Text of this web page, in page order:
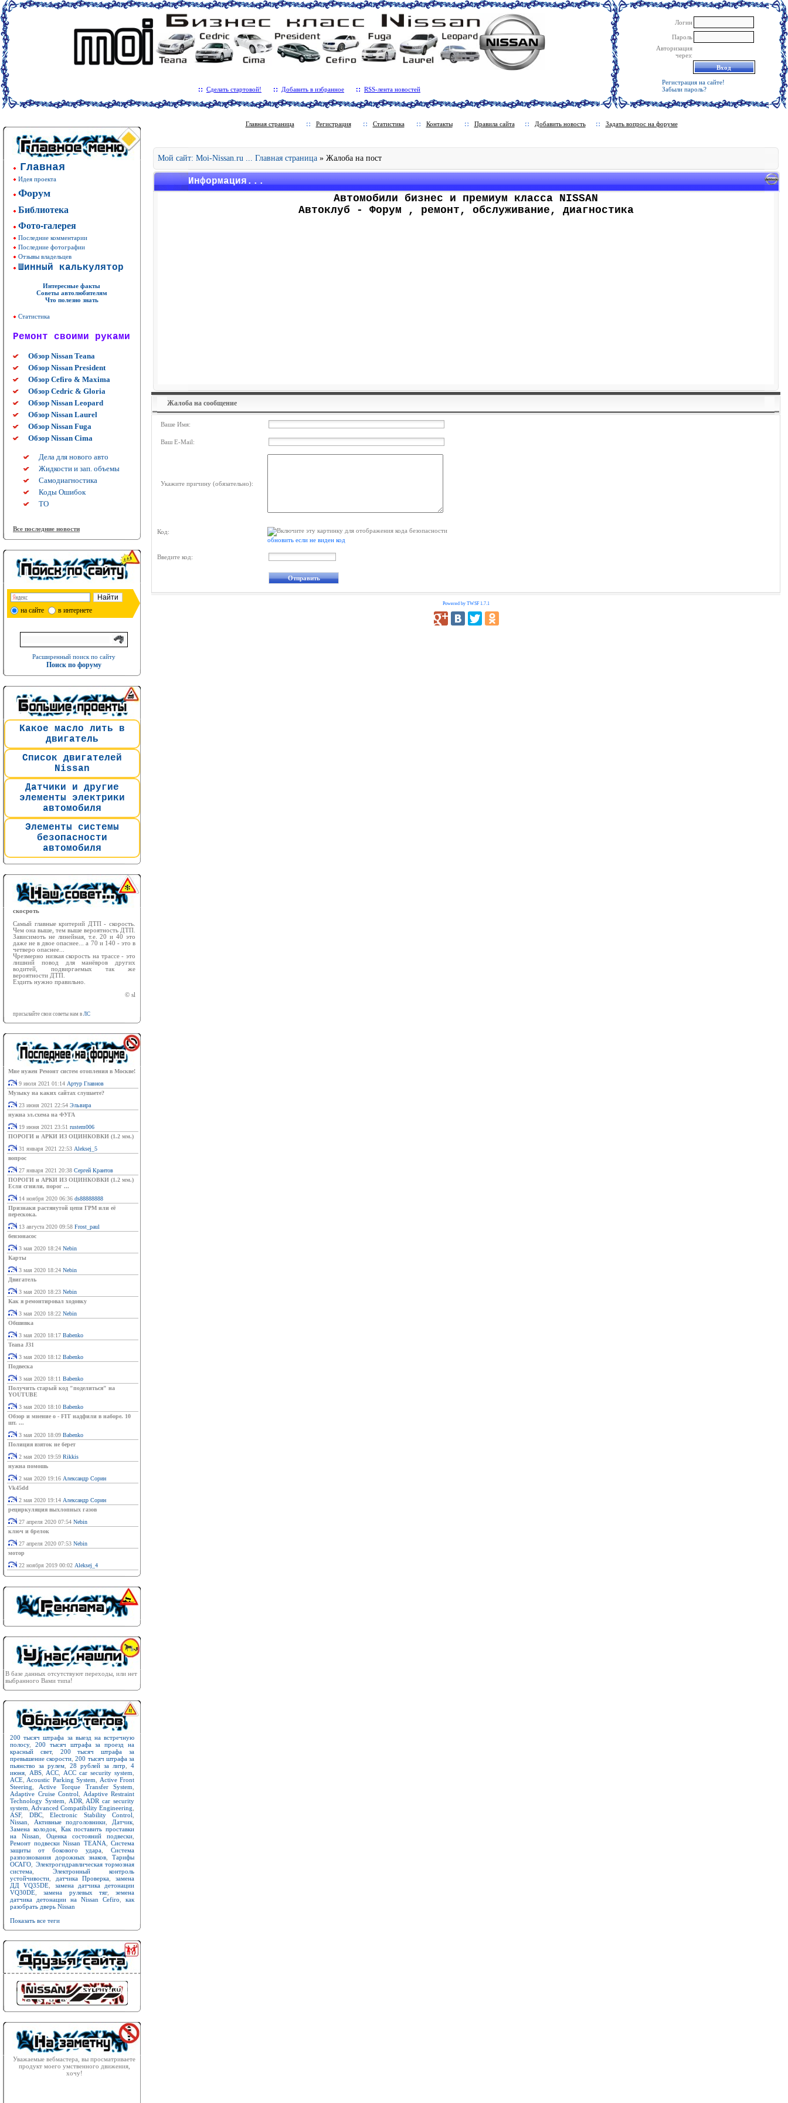
Сделать стартовой! Добавить в избранное RSS-лента новостей
Логин
Пароль
Авторизация
через:
Регистрация на сайте!
Забыли пароль?
Главная
Идея проекта
Форум
Библиотека
Фото-галерея
Последние комментарии
Последние фотографии
Отзывы владельцев
Шинный калькулятор
Интересные факты
Советы автолюбителям
Что полезно знать
Статистика
Ремонт своими руками
Обзор Nissan Teana
Обзор Nissan President
Обзор Cefiro & Maxima
Обзор Cedric & Gloria
Обзор Nissan Leopard
Обзор Nissan Laurel
Обзор Nissan Fuga
Обзор Nissan Cima
Дела для нового авто
Жидкости и зап. объемы
Самодиагностика
Коды Ошибок
ТО
Все последние новости
на сайте в интернете
Расширенный поиск по сайту
Поиск по форуму
Какое масло лить в
двигатель
Список двигателей
Nissan
Датчики и другие
элементы электрики
автомобиля
Элементы системы
безопасности
автомобиля
скосроть
Самый главные критерий ДТП - скорость.
Чем она выше, тем выше вероятность ДТП.
Зависимоть не линейная, т.е. 20 и 40 это
даже не в двое опаснее... а 70 и 140 - это в
четверо опаснее...
Чрезмерно низкая скорость на трассе - это
лишний повод для манёвров других
водитей, подвиргаемых так же
вероятности ДТП.
Ездить нужно правильно.
© sl
присылайте свои советы нам в ЛС
Мне нужен Ремонт систем отопления в Москве!
9 июля 2021 01:14 Артур Главнов
Музыку на каких сайтах слушаете?
23 июня 2021 22:54 Эльвира
нужна эл.схема на ФУГА
19 июня 2021 23:51 rustem006
ПОРОГИ и АРКИ ИЗ ОЦИНКОВКИ (1.2 мм.)
31 января 2021 22:53 Aleksej_5
вопрос
27 января 2021 20:38 Сергей Крантов
ПОРОГИ и АРКИ ИЗ ОЦИНКОВКИ (1.2 мм.)
Если сгнили, порог ...
14 ноября 2020 06:36 ds88888888
Признаки растянутой цепи ГРМ или её
перескока.
13 августа 2020 09:58 Frost_paul
бензонасос
3 мая 2020 18:24 Nebin
Карты
3 мая 2020 18:24 Nebin
Двигатель
3 мая 2020 18:23 Nebin
Как я ремонтировал ходовку
3 мая 2020 18:22 Nebin
Обшивка
3 мая 2020 18:17 Babenko
Teana J31
3 мая 2020 18:12 Babenko
Подвеска
3 мая 2020 18:11 Babenko
Получить старый код "поделиться" на
YOUTUBE
3 мая 2020 18:10 Babenko
Обзор и мнение о - FIT надфили в наборе. 10
шт. ...
3 мая 2020 18:09 Babenko
Полиция взяток не берет
2 мая 2020 19:59 Rikkis
нужна помошь
2 мая 2020 19:16 Александр Сорин
Vk45dd
2 мая 2020 19:14 Александр Сорин
рециркуляция выхлопных газов
27 апреля 2020 07:54 Nebin
ключ и брелок
27 апреля 2020 07:53 Nebin
мотор
22 ноября 2019 00:02 Aleksej_4
В базе данных отсутствуют переходы, или нет
выбранного Вами типа!
200 тысяч штрафа за выезд на встречную
полосу, 200 тысяч штрафа за проезд на
красный свет, 200 тысяч штрафа за
превышение скорости ,200 тысяч штрафа за
пьянство за рулем
28 рублей за литр
4
июня
ABS ACC ACC car security system
ACE Acoustic Parking System
Active Front
Steering
Active Torque Transfer System
Adaptive Cruise Control
Adaptive Restraint
Technology System
ADR
ADR car security
system Advanced Compatibility Engineering
ASF, DBC, Electronic Stability Control
Nissan
Активные подголовники Датчик
Замена колодок, Как поставить проставки
на Nissan
Оценка состояний подвески
Ремонт подвески Nissan TEANA
Система
защиты от бокового удара
Система
разпознования дорожных знаков ,Тарифы
ОСАГО
Электрогидравлическая тормозная
система
Электронный контроль
устойчивости
датчика Проверка ,замена
ДД VQ35DE
замена датчика детонации
VQ30DE ,замена рулевых тяг, земена
датчика детонации на Nissan Cefiro
как
разобрать дверь Nissan
Показать все теги
Уважаемые вебмастера, вы просматриваете
продукт моего умственного движения,
хочу!
Главная страница Регистрация Статистика Контакты Правила сайта Добавить новость Задать вопрос на форуме
Мой сайт: Moi-Nissan.ru ... Главная страница » Жалоба на пост
Информация...
Автомобили бизнес и премиум класса NISSAN
Автоклуб - Форум , ремонт, обслуживание, диагностика
Жалоба на сообщение
Ваше Имя:
Ваш E-Mail:
Укажите причину (обязательно):
Код:
обновить если не виден код
Введите код:
Powered by TWSF 1.7.1